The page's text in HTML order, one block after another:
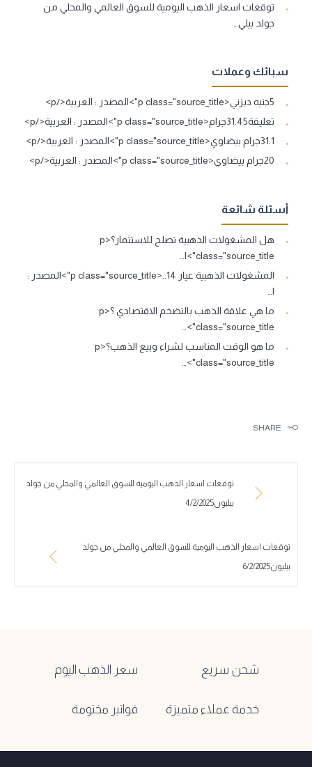
توقعات اسعار الذهب اليومية للسوق العالمي والمحلي من
جولد بيلي…
سبائك وعملات
5جنيه ديزني<p class="source_title">المصدر : العربية</p>
تعليقة31.45جرام<p class="source_title">المصدر : العربية</p>
31.1جرام بيضاوي<p class="source_title">المصدر : العربية</p>
20جرام بيضاوي<p class="source_title">المصدر : العربية</p>
أسئلة شائعة
هل المشغولات الذهبية تصلح للاستثمار؟<p
class="source_title">ا…
المشغولات الذهبية عيار 14..<p class="source_title">المصدر :
ا…
ما هي علاقة الذهب بالتضخم الاقتصادي ؟<p
class="source_title">…
ما هو الوقت المناسب لشراء وبيع الذهب؟<p
class="source_title">…
SHARE
توقعات اسعار الذهب اليومية للسوق العالمي والمحلي من جولد
بيليون4/2/2025
توقعات اسعار الذهب اليومية للسوق العالمي والمحلي من جولد
بيليون6/2/2025
شحن سريع سعر الذهب اليوم
خدمة عملاء متميزة فواتير مختومة